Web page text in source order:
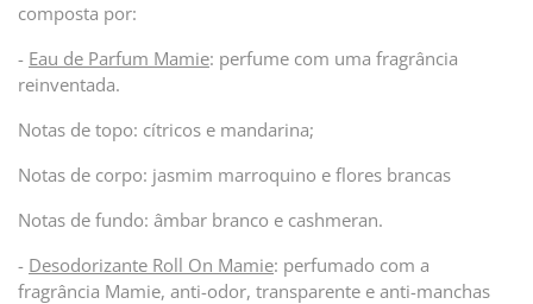
composta por:
- Eau de Parfum Mamie: perfume com uma fragrância
reinventada.
Notas de topo: cítricos e mandarina;
Notas de corpo: jasmim marroquino e flores brancas
Notas de fundo: âmbar branco e cashmeran.
- Desodorizante Roll On Mamie: perfumado com a
fragrância Mamie, anti-odor, transparente e anti-manchas